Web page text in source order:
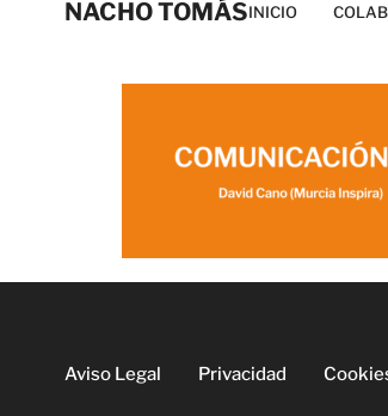
NACHO TOMÁSINICIO
Aviso Legal Privacidad